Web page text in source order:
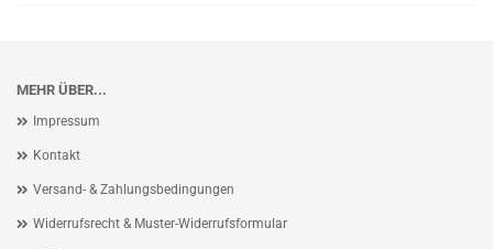
MEHR ÜBER...
Impressum
Kontakt
Versand- & Zahlungsbedingungen
Widerrufsrecht & Muster-Widerrufsformular